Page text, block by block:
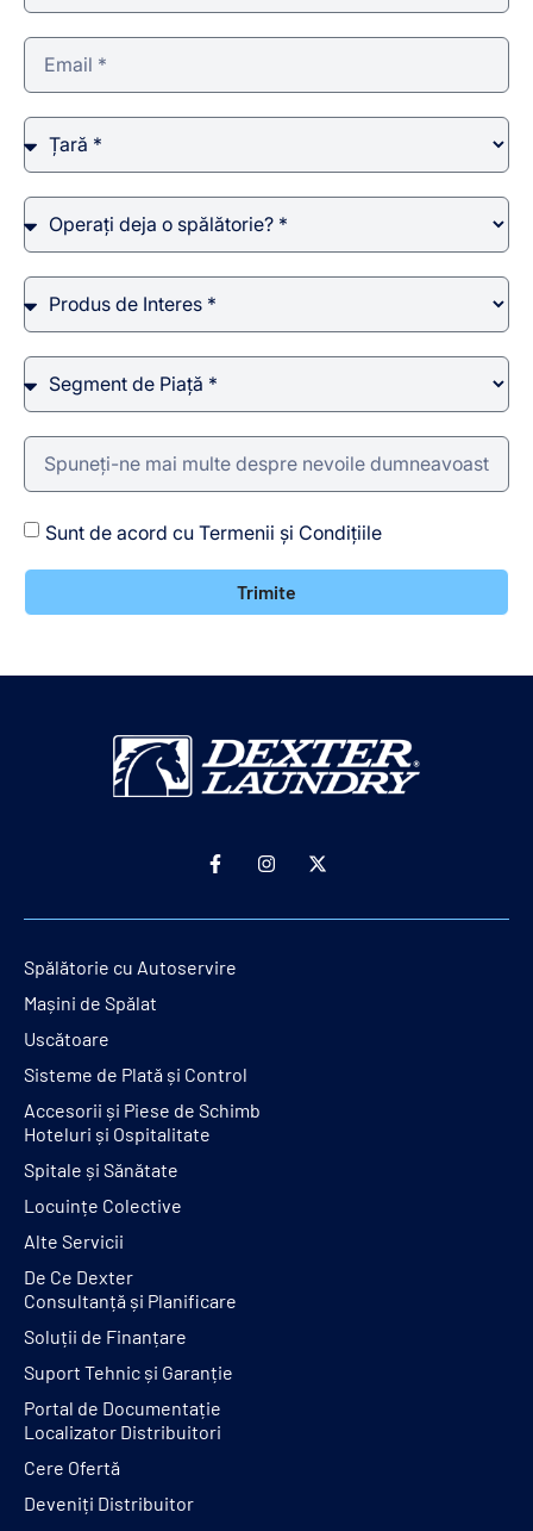
Sunt de acord cu Termenii și Condițiile
Trimite
Spălătorie cu Autoservire
Mașini de Spălat
Uscătoare
Sisteme de Plată și Control
Accesorii și Piese de Schimb
Hoteluri și Ospitalitate
Spitale și Sănătate
Locuințe Colective
Alte Servicii
De Ce Dexter
Consultanță și Planificare
Soluții de Finanțare
Suport Tehnic și Garanție
Portal de Documentație
Localizator Distribuitori
Cere Ofertă
Deveniți Distribuitor